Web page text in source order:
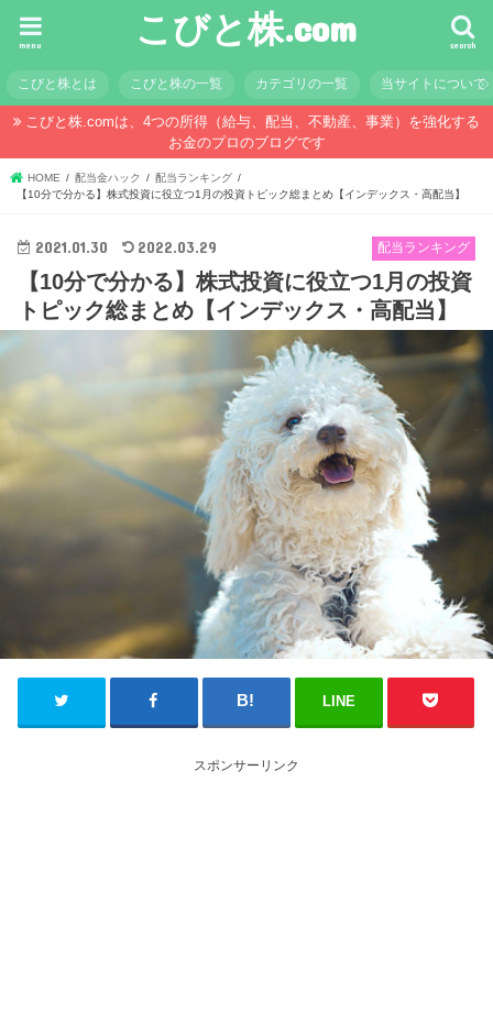
こびと株.com search
menu
こびと株とは こびと株の一覧 カテゴリの一覧 当サイトについて
こびと株.comは、4つの所得（給与、配当、不動産、事業）を強化する
お金のプロのブログです
HOME 配当金ハック
配当ランキング
【10分で分かる】株式投資に役立つ1月の投資トピック総まとめ【インデックス・高配当】
配当ランキング
2021.01.30 2022.03.29
【10分で分かる】株式投資に役立つ1月の投資
トピック総まとめ【インデックス・高配当】
LINE
スポンサーリンク